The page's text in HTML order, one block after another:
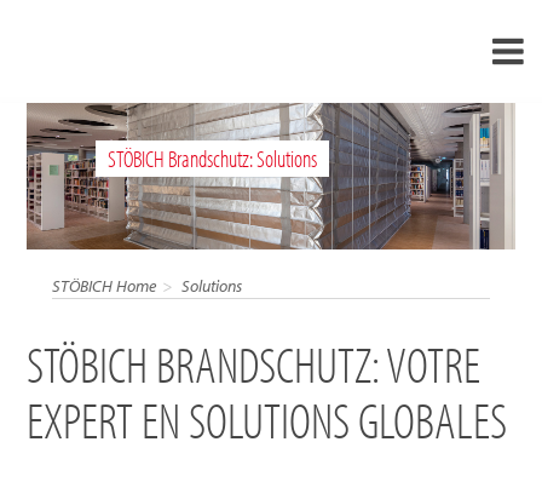
FR
À propos de nous
Solutions
Actualités
Contact
STÖBICH Brandschutz: Solutions
STÖBICH Home Solutions
STÖBICH BRANDSCHUTZ: VOTRE
EXPERT EN SOLUTIONS GLOBALES